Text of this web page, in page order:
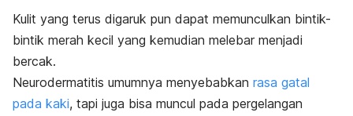
Kulit yang terus digaruk pun dapat memunculkan bintik-
bintik merah kecil yang kemudian melebar menjadi
bercak.
Neurodermatitis umumnya menyebabkan rasa gatal
pada kaki, tapi juga bisa muncul pada pergelangan